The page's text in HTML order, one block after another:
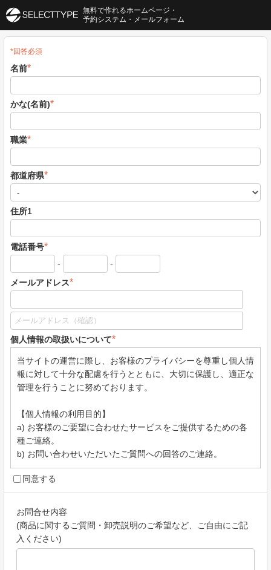
*回答必須
名前*
かな(名前)*
職業*
都道府県*
住所1
電話番号*
- -
メールアドレス*
個人情報の取扱いについて*
当サイトの運営に際し、お客様のプライバシーを尊重し個人情
報に対して十分な配慮を行うとともに、大切に保護し、適正な
管理を行うことに努めております。
【個人情報の利用目的】
a) お客様のご要望に合わせたサービスをご提供するための各
種ご連絡。
b) お問い合わせいただいたご質問への回答のご連絡。
公正かつ適正な手段で、上記目的に必要となる個人情報を収集
します。
取得した個人情報は、ご本人の同意なしに上記利用目的以外で
は利用しません。
同意する
お問合せ内容
(商品に関するご質問・卸売説明のご希望など、ご自由にご記
入ください)
無料で作れるホームページ・
予約システム・メールフォーム